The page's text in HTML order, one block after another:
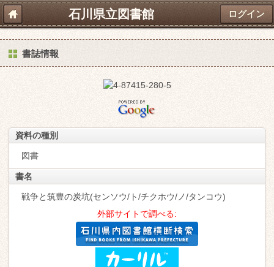
石川県立図書館 ログイン
書誌情報
資料の種別
図書
書名
戦争と筑豊の炭坑(センソウ/ト/チクホウ/ノ/タンコウ)
外部サイトで調べる: